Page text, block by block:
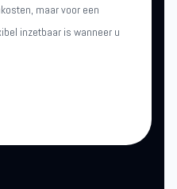
maar voor een
inzetbaar is wanneer u